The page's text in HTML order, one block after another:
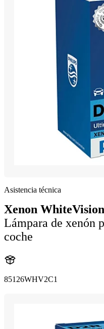
Asistencia técnica
Xenon
Lámpara de xenón
coche
85126WHV2C1